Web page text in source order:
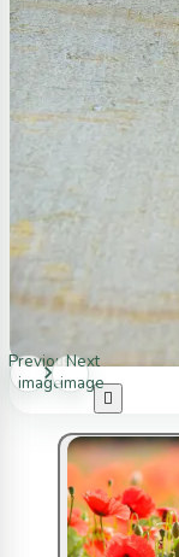
Previous
image
Next
image
